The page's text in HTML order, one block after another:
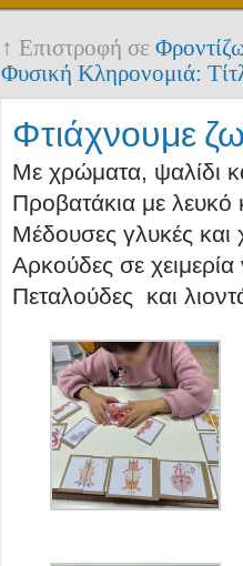
↑ Επιστροφή σε
Φυσική Κληρονομιά:
Φτιάχνουμε
Με χρώματα, ψαλίδι
Προβατάκια με λευκό
Μέδουσες γλυκές και
Αρκούδες σε
Πεταλούδες και